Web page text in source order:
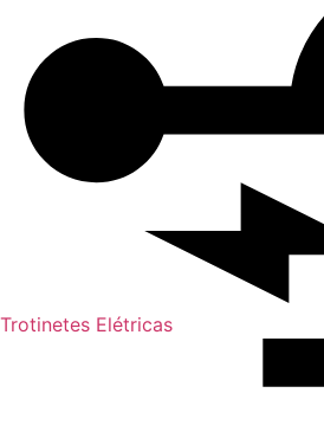
Trotinetes Elétricas